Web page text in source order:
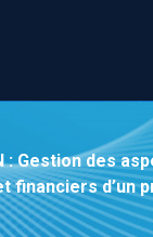
: Gestion des
d’un